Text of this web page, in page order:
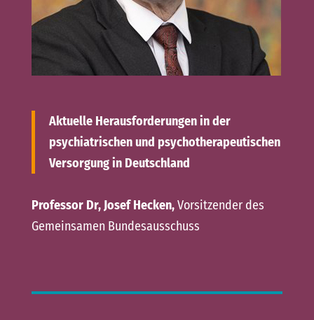
Aktuelle Herausforderungen in der
psychiatrischen und psychotherapeutischen
Versorgung in Deutschland
Professor Dr, Josef Hecken,Vorsitzender des
Gemeinsamen Bundesausschuss